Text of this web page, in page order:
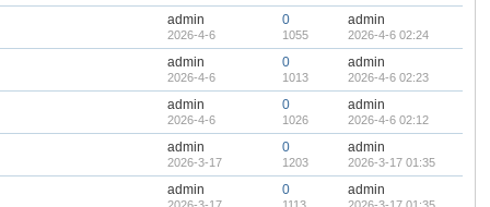
admin
2026-4-6
0
1055
admin
2026-4-6 02:24
admin
2026-4-6
0
1013
admin
2026-4-6 02:23
admin
2026-4-6
0
1026
admin
2026-4-6 02:12
admin
2026-3-17
0
1203
admin
2026-3-17 01:35
admin 0 admin